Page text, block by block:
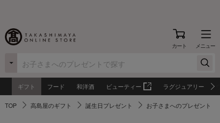
カート メニュー
ギフト フード 和洋酒 ビューティー ラグジュアリー
TOP 高島屋のギフト 誕生日プレゼント お子さまへのプレゼント